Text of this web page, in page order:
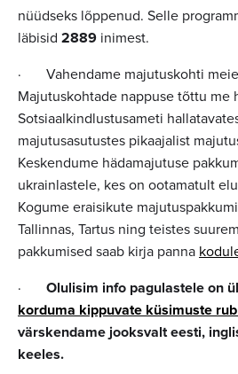
nüüdseks lõppenud. Selle
läbisid 2889 inimest.
· Vahendame majutuskohti meie
Majutuskohtade nappuse tõttu me
Sotsiaalkindlustusameti
majutusasutustes pikaajalist
Keskendume hädamajutuse
ukrainlastele, kes on ootamatult
Kogume eraisikute
Tallinnas, Tartus ning teistes
pakkumised saab kirja panna
· Olulisim info pagulastele on
korduma kippuvate küsimuste
värskendame jooksvalt eesti,
keeles.